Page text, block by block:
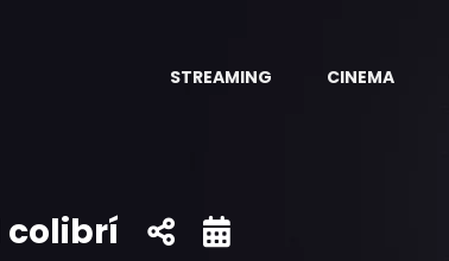
STREAMING CINEMA
colibrí